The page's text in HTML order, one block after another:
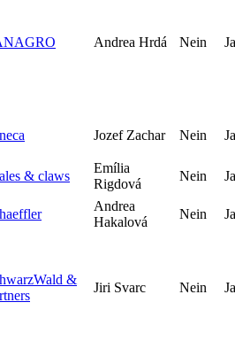
Andrea Hrdá Nein Ja
Jozef Zachar Nein Ja
& claws
Emília
Rigdová
Nein Ja
Andrea
Hakalová
Nein Ja
&
Jiri Svarc Nein Ja